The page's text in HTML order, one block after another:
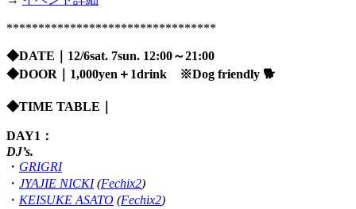
*********************************
◆DATE 12/6sat. 7sun. 12:00～21:00
◆DOOR｜1,000yen＋1drink ※Dog friendly 🐕
◆TIME TABLE
DAY1 ：
DJ’s.
・ GRIGRI
・ JYAJIE NICKI(Fechix2)
・ KEISUKE ASATO (Fechix2)